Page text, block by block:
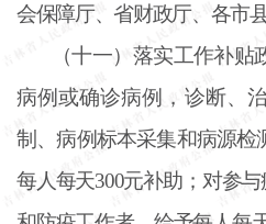
会保障厅、省财政厅、各市
（十一）落实工作补
病例或确诊病例，诊断、
制、病例标本采集和病源检
每人每天300元补助；对参